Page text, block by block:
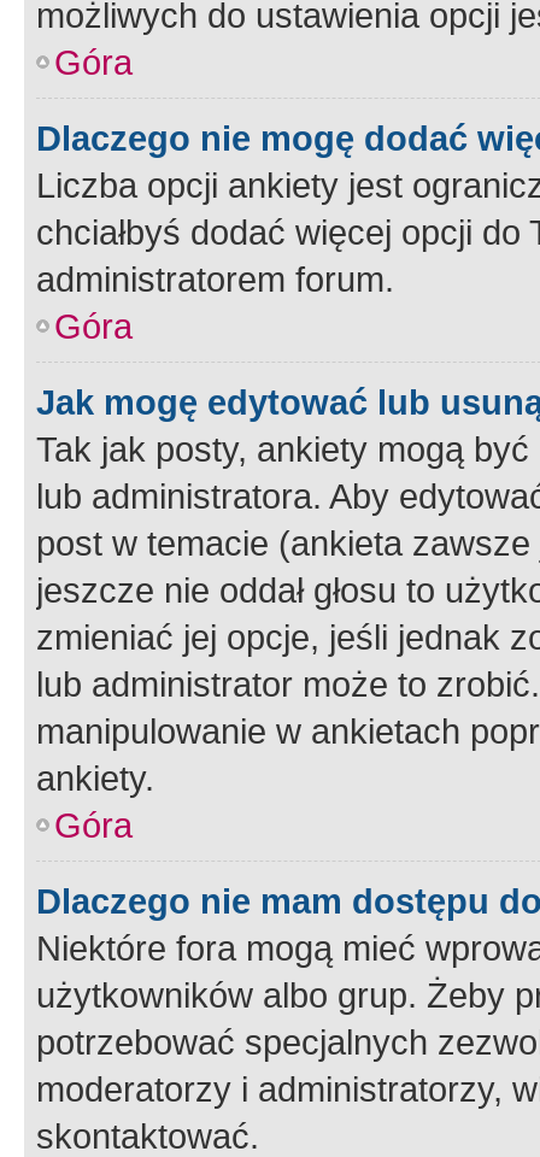
możliwych do ustawienia opcji
Góra
Dlaczego nie mogę dodać
Liczba opcji ankiety jest
chciałbyś dodać więcej opcji
administratorem forum.
Góra
Jak mogę edytować lub
Tak jak posty, ankiety mogą
lub administratora. Aby
post w temacie (ankieta
jeszcze nie oddał głosu to
zmieniać jej opcje, jeśli jednak
lub administrator może to
manipulowanie w ankietach
ankiety.
Góra
Dlaczego nie mam dostępu
Niektóre fora mogą mieć
użytkowników albo grup. Żeby
potrzebować specjalnych
moderatorzy i administratorzy,
skontaktować.